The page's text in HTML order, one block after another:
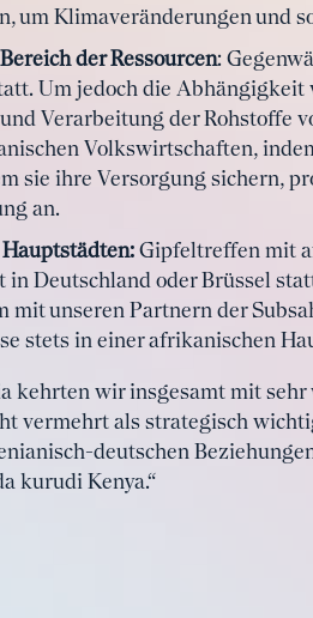
um Klimaveränderungen und
der Ressourcen:
Um jedoch die Abhängigkeit
Verarbeitung der Rohstoffe
Volkswirtschaften,
sie ihre Versorgung sichern,
an.
Gipfeltreffen mit
Deutschland oder Brüssel
mit unseren Partnern der
stets in einer afrikanischen
kehrten wir insgesamt mit
vermehrt als strategisch
deutschen
kurudi Kenya.“